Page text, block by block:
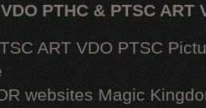
VDO PTHC & PTSC ART
ART VDO PTSC
websites Magic